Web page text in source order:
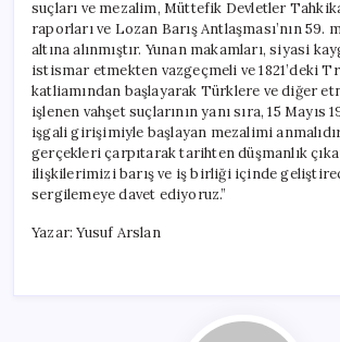
suçları ve mezalim, Müttefik Devletler
raporları ve Lozan Barış Antlaşması’nın 59.
altına alınmıştır. Yunan makamları, siyasi
istismar etmekten vazgeçmeli ve 1821’deki
katliamından başlayarak Türklere ve diğer
işlenen vahşet suçlarının yanı sıra, 15 Mayıs
işgali girişimiyle başlayan mezalimi
gerçekleri çarpıtarak tarihten düşmanlık
ilişkilerimizi barış ve iş birliği içinde
sergilemeye davet ediyoruz.”
Yazar: Yusuf Arslan